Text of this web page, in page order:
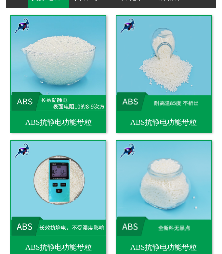
ABS抗静电功能母粒 ABS抗静电功能母粒
ABS抗静电功能母粒 ABS抗静电功能母粒